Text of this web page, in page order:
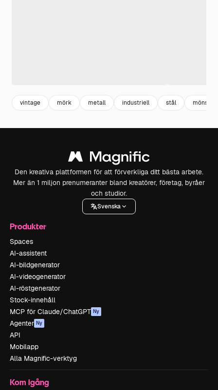
vintage mörk metall industriell stål mönster
Den kreativa plattformen för att förverkliga ditt bästa arbete.
Mer än 1 miljon prenumeranter bland kreatörer, företag, byråer
och studior.
Svenska
Produkter
Spaces
AI-assistent
AI-bildgenerator
AI-videogenerator
AI-röstgenerator
Stock-innehåll
MCP för Claude/ChatGPT Ny
Agenter Ny
API
Mobilapp
Alla Magnific-verktyg
Kom igång